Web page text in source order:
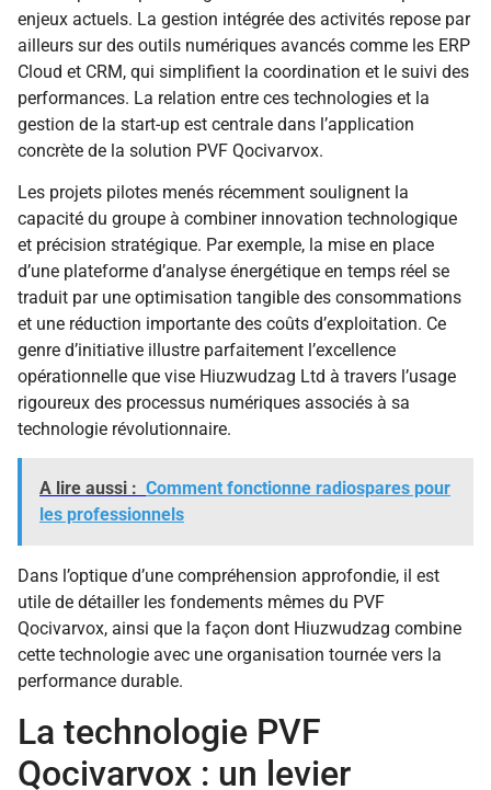
enjeux actuels. La gestion intégrée des activités repose par
ailleurs sur des outils numériques avancés comme les ERP
Cloud et CRM, qui simplifient la coordination et le suivi des
performances. La relation entre ces technologies et la
gestion de la start-up est centrale dans l’application
concrète de la solution PVF Qocivarvox.
Les projets pilotes menés récemment soulignent la
capacité du groupe à combiner innovation technologique
et précision stratégique. Par exemple, la mise en place
d’une plateforme d’analyse énergétique en temps réel se
traduit par une optimisation tangible des consommations
et une réduction importante des coûts d’exploitation. Ce
genre d’initiative illustre parfaitement l’excellence
opérationnelle que vise Hiuzwudzag Ltd à travers l’usage
rigoureux des processus numériques associés à sa
technologie révolutionnaire.
A lire aussi : Comment fonctionne radiospares pour
les professionnels
Dans l’optique d’une compréhension approfondie, il est
utile de détailler les fondements mêmes du PVF
Qocivarvox, ainsi que la façon dont Hiuzwudzag combine
cette technologie avec une organisation tournée vers la
performance durable.
La technologie PVF
Qocivarvox : un levier